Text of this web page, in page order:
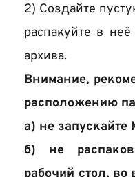
2) Создайте
распакуйте в
архива.
Внимание,
расположению
а) не запускайте
б) не
рабочий стол,